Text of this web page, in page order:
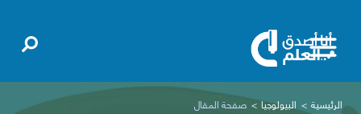
الرئيسية البيولوجيا صفحة المقال